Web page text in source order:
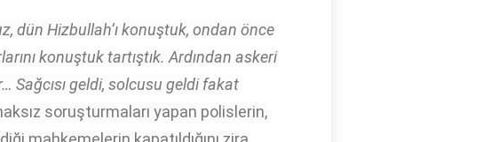
dün Hizbullah’ı konuştuk, ondan önce
konuştuk tartıştık. Ardından askeri
Sağcısı geldi, solcusu geldi fakat
soruşturmaları yapan polislerin,